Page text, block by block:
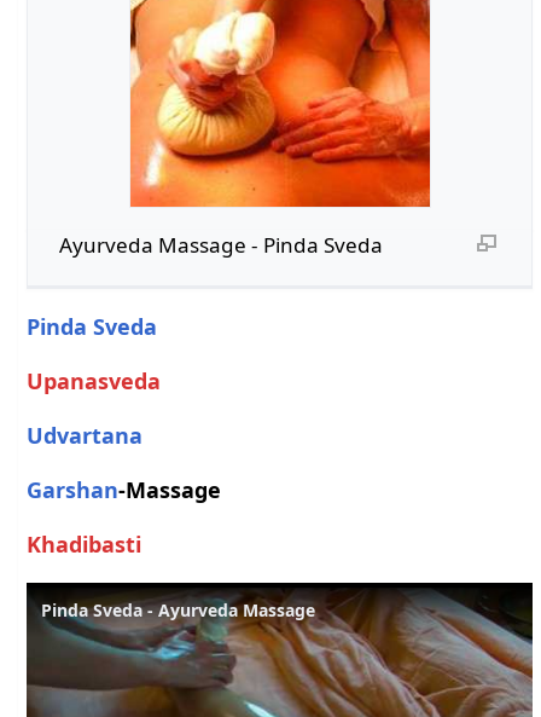
Ayurveda Massage - Pinda Sveda
Pinda Sveda
Upanasveda
Udvartana
Garshan-Massage
Khadibasti
Pinda Sveda - Ayurveda Massage